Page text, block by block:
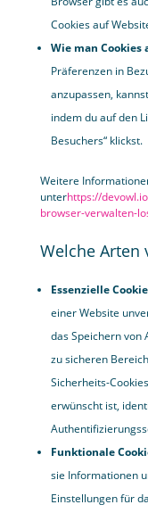
Cookies auf
Wie man
Präferenzen in
anzupassen,
indem du auf den
Besuchers“ klickst.
Weitere
unterhttps://
browser-verwalten-
Welche Arten
Essenzielle
einer Website
das Speichern von
zu sicheren
Sicherheits-
erwünscht ist,
Funktionale
sie Informationen
Einstellungen für